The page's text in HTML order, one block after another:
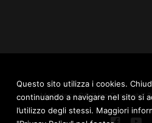
Mediateca.GO “Ugo
Questo sito utilizza i cookies.
continuando a navigare nel sito si
l’utilizzo degli stessi. Maggiori